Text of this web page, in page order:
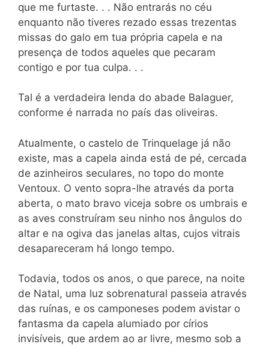
que me furtaste. . . Não entrarás no céu
enquanto não tiveres rezado essas trezentas
missas do galo em tua própria capela e na
presença de todos aqueles que pecaram
contigo e por tua culpa. . .
Tal é a verdadeira lenda do abade Balaguer,
conforme é narrada no país das oliveiras.
Atualmente, o castelo de Trinquelage já não
existe, mas a capela ainda está de pé, cercada
de azinheiros seculares, no topo do monte
Ventoux. O vento sopra-lhe através da porta
aberta, o mato bravo viceja sobre os umbrais e
as aves construíram seu ninho nos ângulos do
altar e na ogiva das janelas altas, cujos vitrais
desapareceram há longo tempo.
Todavia, todos os anos, o que parece, na noite
de Natal, uma luz sobrenatural passeia através
das ruínas, e os camponeses podem avistar o
fantasma da capela alumiado por círios
invisíveis, que ardem ao ar livre, mesmo sob a